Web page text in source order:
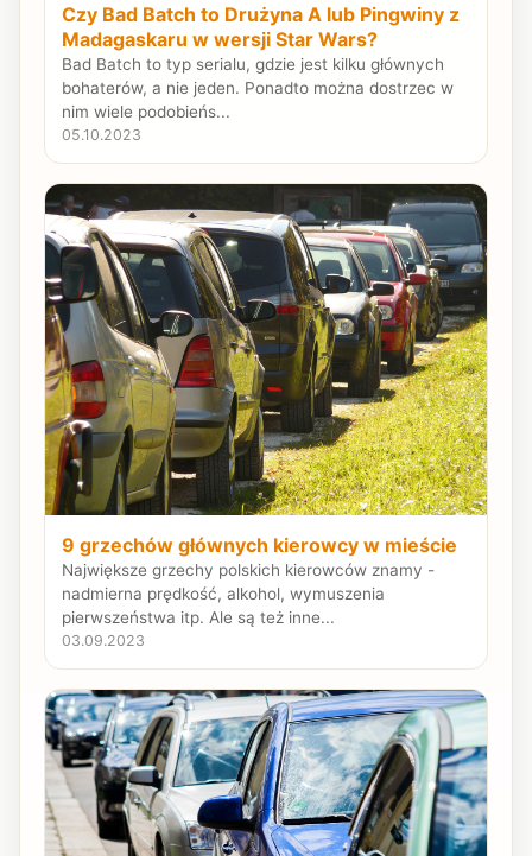
Czy Bad Batch to Drużyna A lub Pingwiny z
Madagaskaru w wersji Star Wars?
Bad Batch to typ serialu, gdzie jest kilku głównych
bohaterów, a nie jeden. Ponadto można dostrzec w
nim wiele podobieńs...
05.10.2023
9 grzechów głównych kierowcy w mieście
Największe grzechy polskich kierowców znamy -
nadmierna prędkość, alkohol, wymuszenia
pierwszeństwa itp. Ale są też inne...
03.09.2023